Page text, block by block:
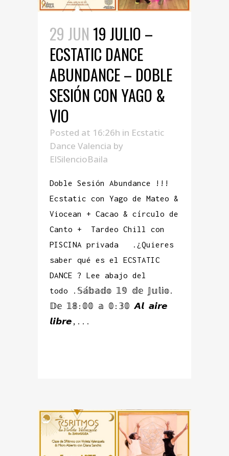
29 JUN 19 JULIO –
ECSTATIC DANCE
ABUNDANCE – DOBLE
SESIÓN CON YAGO &
VIO
Posted at 16:26h in Ecstatic
Dance Valencia by
ElSilencioBaila
Doble Sesión Abundance !!!
Ecstatic con Yago de Mateo &
Viocean + Cacao & círculo de
Canto + Tardeo Chill con
PISCINA privada .¿Quieres
saber qué es el ECSTATIC
DANCE ? Lee abajo del
todo .𝕊𝕒́𝕓𝕒𝕕𝕠 𝟙𝟡 𝕕𝕖 𝕁𝕦𝕝𝕚𝕠.
𝔻𝕖 𝟙𝟠:𝟘𝟘 𝕒 𝟘:𝟛𝟘 𝘼𝙡 𝙖𝙞𝙧𝙚
𝙡𝙞𝙗𝙧𝙚,...